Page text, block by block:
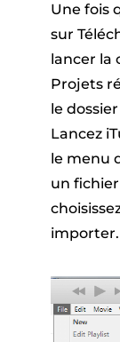
Une fois
sur
lancer la
Projets
le dossier
Lancez
le menu
un
importer.